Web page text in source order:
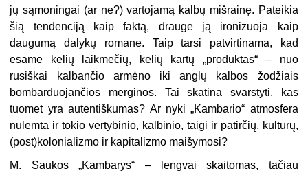
jų sąmoningai (ar ne?) vartojamą kalbų mišrainę. Pateikia
šią tendenciją kaip faktą, drauge ją ironizuoja kaip
daugumą dalykų romane. Taip tarsi patvirtinama, kad
esame kelių laikmečių, kelių kartų „produktas“ – nuo
rusiškai kalbančio armėno iki anglų kalbos žodžiais
bombarduojančios merginos. Tai skatina svarstyti, kas
tuomet yra autentiškumas? Ar nyki „Kambario“ atmosfera
nulemta ir tokio vertybinio, kalbinio, taigi ir patirčių, kultūrų,
(post)kolonializmo ir kapitalizmo maišymosi?
M. Saukos „Kambarys“ – lengvai skaitomas, tačiau